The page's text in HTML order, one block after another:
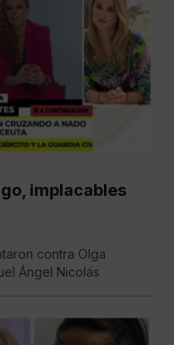
implacables
contra Olga
Ángel Nicolás